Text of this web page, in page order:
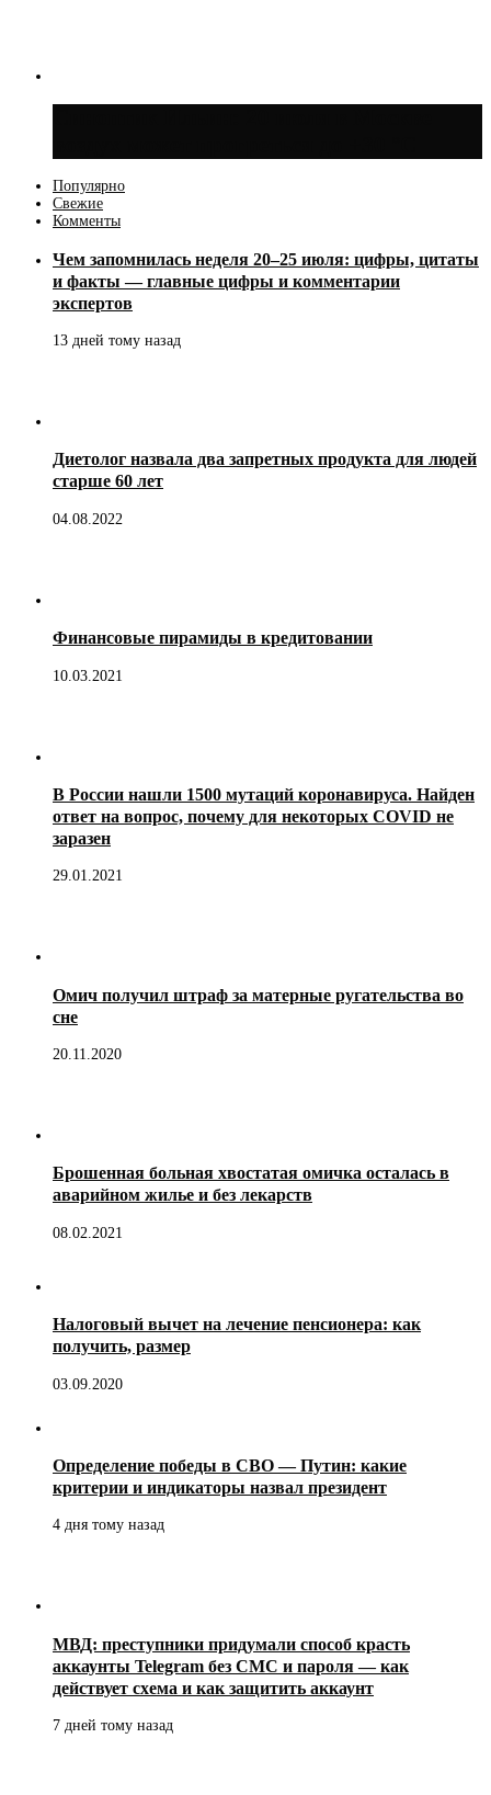
Популярно
Свежие
Комменты
Чем запомнилась неделя 20–25 июля: цифры, цитаты
и факты — главные цифры и комментарии
экспертов
13 дней тому назад
Диетолог назвала два запретных продукта для людей
старше 60 лет
04.08.2022
Финансовые пирамиды в кредитовании
10.03.2021
В России нашли 1500 мутаций коронавируса. Найден
ответ на вопрос, почему для некоторых COVID не
заразен
29.01.2021
Омич получил штраф за матерные ругательства во
сне
20.11.2020
Брошенная больная хвостатая омичка осталась в
аварийном жилье и без лекарств
08.02.2021
Налоговый вычет на лечение пенсионера: как
получить, размер
03.09.2020
Определение победы в СВО — Путин: какие
критерии и индикаторы назвал президент
4 дня тому назад
МВД: преступники придумали способ красть
аккаунты Telegram без СМС и пароля — как
действует схема и как защитить аккаунт
7 дней тому назад